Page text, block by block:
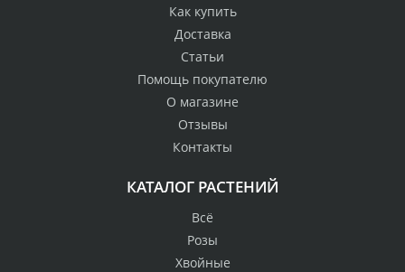
Как купить
Доставка
Статьи
Помощь покупателю
О магазине
Отзывы
Контакты
КАТАЛОГ РАСТЕНИЙ
Всё
Розы
Хвойные